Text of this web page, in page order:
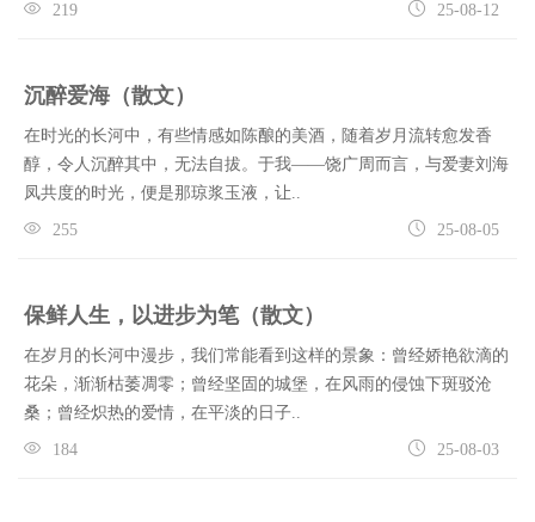
219 25-08-12
沉醉爱海（散文）
在时光的长河中，有些情感如陈酿的美酒，随着岁月流转愈发香
醇，令人沉醉其中，无法自拔。于我——饶广周而言，与爱妻刘海
凤共度的时光，便是那琼浆玉液，让..
255 25-08-05
保鲜人生，以进步为笔（散文）
在岁月的长河中漫步，我们常能看到这样的景象：曾经娇艳欲滴的
花朵，渐渐枯萎凋零；曾经坚固的城堡，在风雨的侵蚀下斑驳沧
桑；曾经炽热的爱情，在平淡的日子..
184 25-08-03